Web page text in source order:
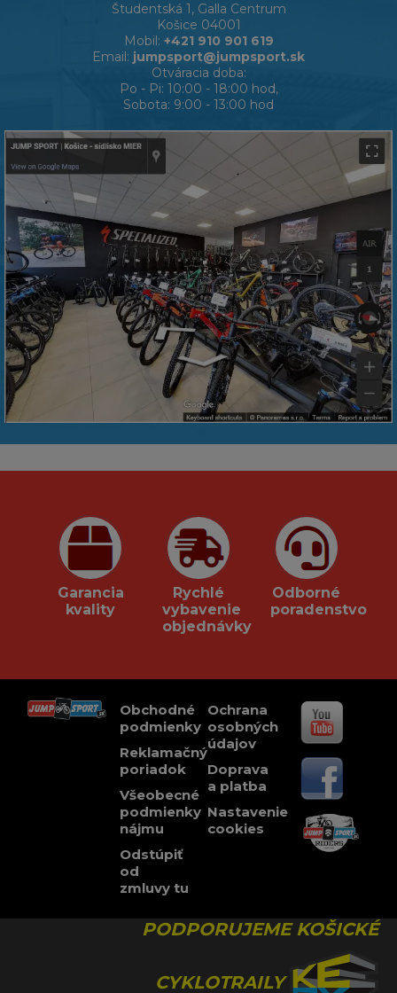
Študentská 1, Galla Centrum
Košice 04001
Mobil: +421 910 901 619
Email: jumpsport@jumpsport.sk
Otváracia doba:
Po - Pi: 10:00 - 18:00 hod,
Sobota: 9:00 - 13:00 hod
Garancia
kvality
Rychlé
vybavenie
objednávky
Odborné
poradenstvo
Obchodné
podmienky
Reklamačný
poriadok
Všeobecné
podmienky
nájmu
Odstúpiť
od
zmluvy tu
Ochrana
osobných
údajov
Doprava
a platba
Nastavenie
cookies
PODPORUJEME KOŠICKÉ
CYKLOTRAILY